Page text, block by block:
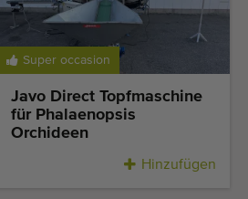
Super occasion
Javo Direct Topfmaschine
für Phalaenopsis
Orchideen
Hinzufügen